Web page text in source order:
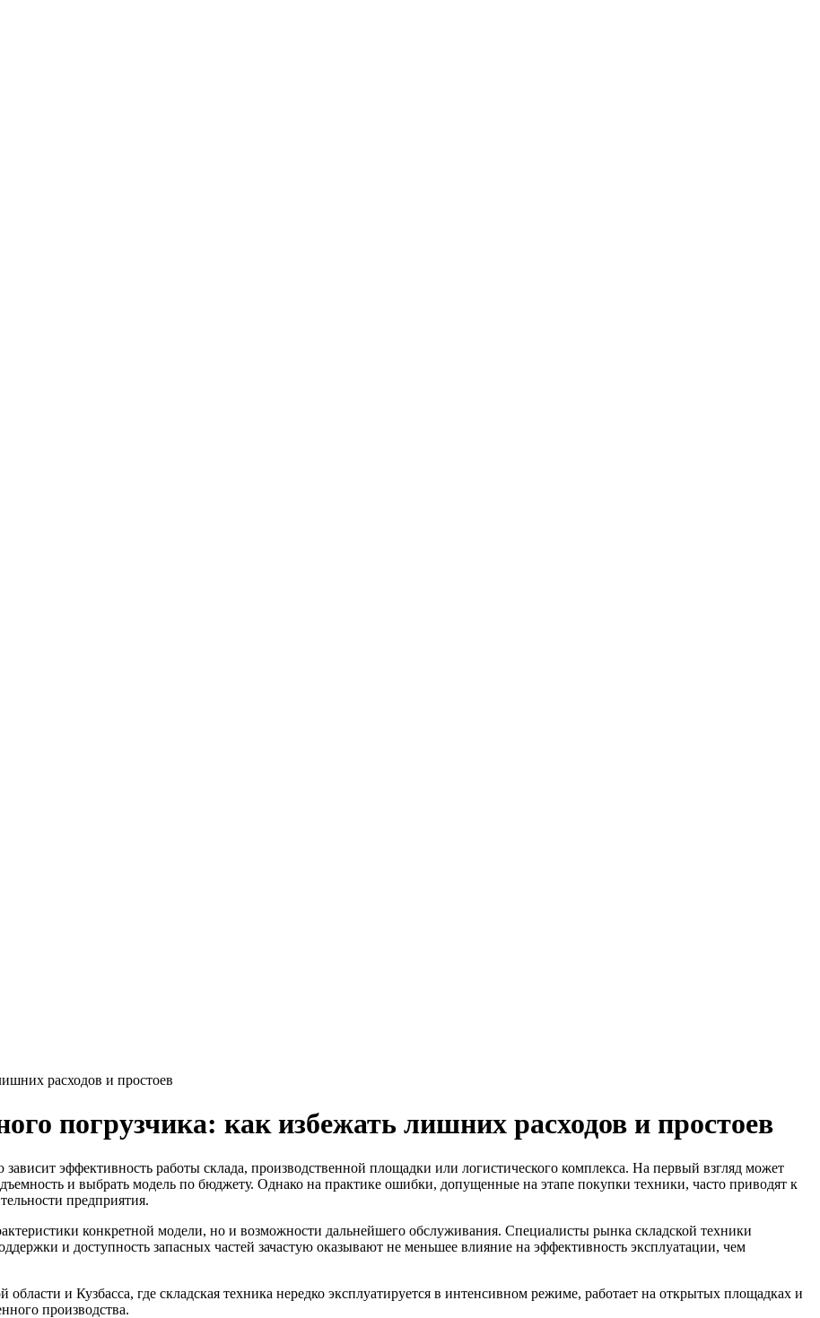
расходов и простоев
погрузчика: как избежать лишних расходов и простоев
эффективность работы склада, производственной площадки или логистического комплекса. На первый взгляд может
и выбрать модель по бюджету. Однако на практике ошибки, допущенные на этапе покупки техники, часто приводят к
предприятия.
конкретной модели, но и возможности дальнейшего обслуживания. Специалисты рынка складской техники
и доступность запасных частей зачастую оказывают не меньшее влияние на эффективность эксплуатации, чем
и Кузбасса, где складская техника нередко эксплуатируется в интенсивном режиме, работает на открытых площадках и
производства.